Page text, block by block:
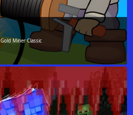
Gold Miner Classic